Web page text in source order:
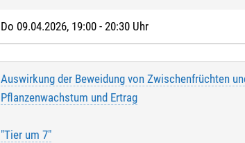
Do 09.04.2026, 19:00 - 20:30 Uhr
Auswirkung der Beweidung von Zwischenfrüchten
Pflanzenwachstum und Ertrag
"Tier um 7"